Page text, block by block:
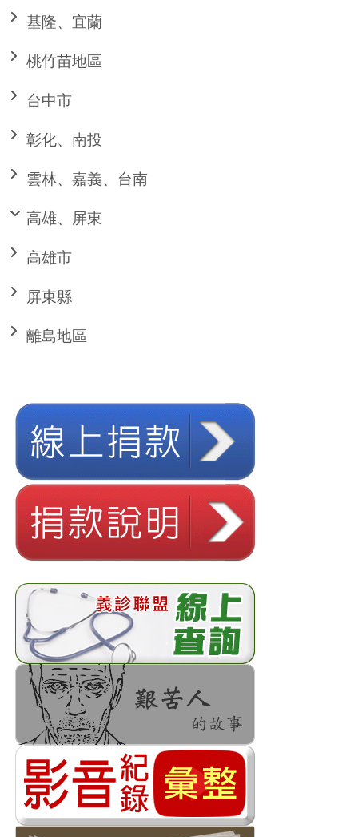
基隆、宜蘭
桃竹苗地區
台中市
彰化、南投
雲林、嘉義、台南
高雄、屏東
高雄市
屏東縣
離島地區